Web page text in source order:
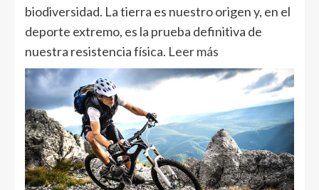
biodiversidad. La tierra es nuestro origen y, en el
deporte extremo, es la prueba definitiva de
nuestra resistencia física. Leer más